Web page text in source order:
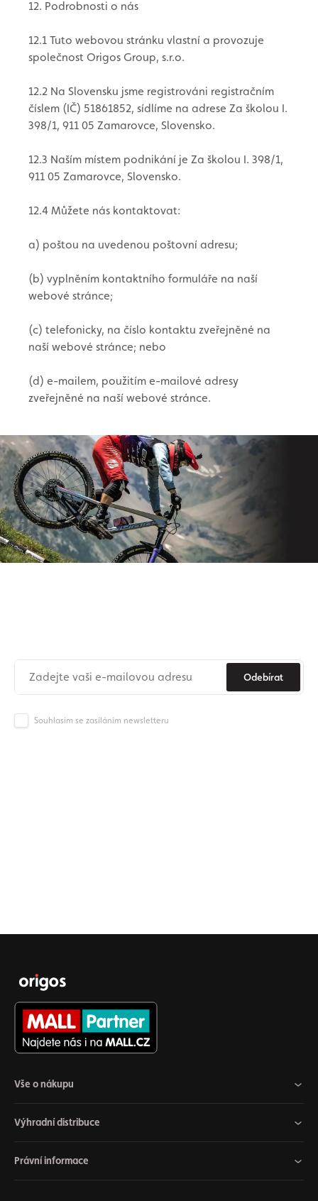
12. Podrobnosti o nás
12.1 Tuto webovou stránku vlastní a provozuje
společnost Origos Group, s.r.o.
12.2 Na Slovensku jsme registrováni registračním
číslem (IČ) 51861852, sídlíme na adrese Za školou I.
398/1, 911 05 Zamarovce, Slovensko.
12.3 Naším místem podnikání je Za školou I. 398/1,
911 05 Zamarovce, Slovensko.
12.4 Můžete nás kontaktovat:
a) poštou na uvedenou poštovní adresu;
(b) vyplněním kontaktního formuláře na naší
webové stránce;
(c) telefonicky, na číslo kontaktu zveřejněné na
naší webové stránce; nebo
(d) e-mailem, použitím e-mailové adresy
zveřejněné na naší webové stránce.
Odebírat
Souhlasím se zasíláním newsletteru
Vše o nákupu
Výhradní distribuce
Právní informace